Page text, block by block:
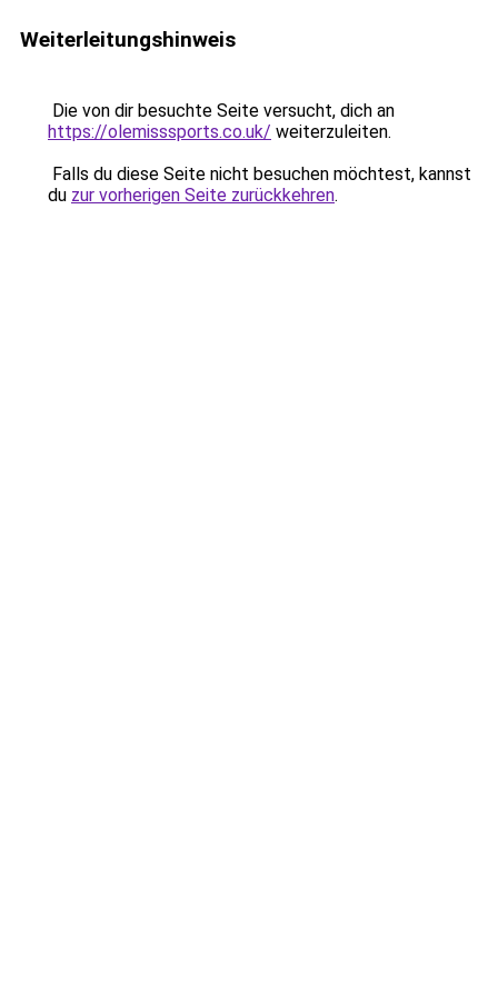
Weiterleitungshinweis
Die von dir besuchte Seite versucht, dich an
https://olemisssports.co.uk/ weiterzuleiten.
Falls du diese Seite nicht besuchen möchtest, kannst
du zur vorherigen Seite zurückkehren.